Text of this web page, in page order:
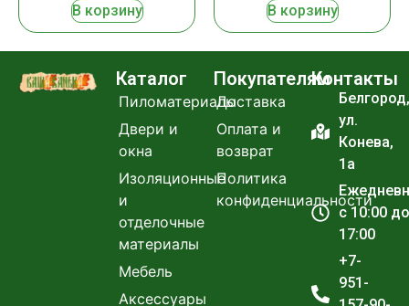
В корзину В корзину
Каталог
Пиломатериалы
Двери и
окна
Изоляционные
и
отделочные
материалы
Мебель
Аксессуары
Покупателям
Доставка
Оплата и
возврат
Политика
конфиденциальности
Контакты
Белгород,
ул.
Конева,
1а
с 10:00 до
17:00
+7-
951-